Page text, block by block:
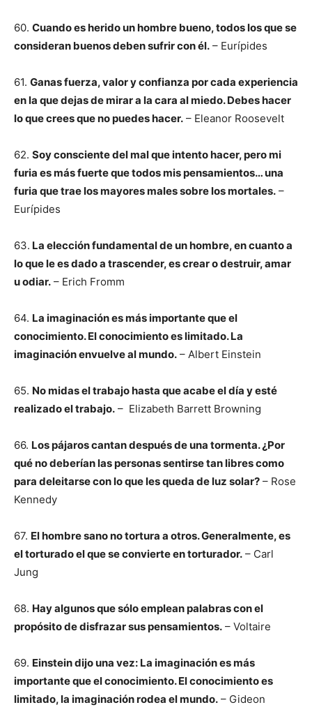
60. Cuando es herido un hombre bueno, todos los que se
consideran buenos deben sufrir con él. – Eurípides
61. Ganas fuerza, valor y confianza por cada experiencia
en la que dejas de mirar a la cara al miedo. Debes hacer
lo que crees que no puedes hacer. – Eleanor Roosevelt
62. Soy consciente del mal que intento hacer, pero mi
furia es más fuerte que todos mis pensamientos… una
furia que trae los mayores males sobre los mortales. –
Eurípides
63. La elección fundamental de un hombre, en cuanto a
lo que le es dado a trascender, es crear o destruir, amar
u odiar. – Erich Fromm
64. La imaginación es más importante que el
conocimiento. El conocimiento es limitado. La
imaginación envuelve al mundo. – Albert Einstein
65. No midas el trabajo hasta que acabe el día y esté
realizado el trabajo. – Elizabeth Barrett Browning
66. Los pájaros cantan después de una tormenta. ¿Por
qué no deberían las personas sentirse tan libres como
para deleitarse con lo que les queda de luz solar? – Rose
Kennedy
67. El hombre sano no tortura a otros. Generalmente, es
el torturado el que se convierte en torturador. – Carl
Jung
68. Hay algunos que sólo emplean palabras con el
propósito de disfrazar sus pensamientos. – Voltaire
69. Einstein dijo una vez: La imaginación es más
importante que el conocimiento. El conocimiento es
limitado, la imaginación rodea el mundo. – Gideon